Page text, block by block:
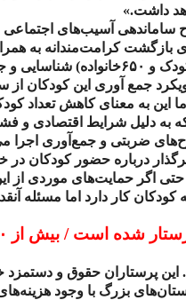
داشت.»
آسیب‌های
کرامت‌مندانه به
و ۶۵۰خانواده) شناسایی
جمع آوری این کودکان
این به معنای کاهش تعداد
به دلیل شرایط اقتصادی و
ضربتی و جمع‌آوری
درباره حضور کودکان
اگر حمایت‌های موردی از
کار دارد اما مسئله
شده است / بیش از
این پرستاران حقوق و
بزرگ با وجود